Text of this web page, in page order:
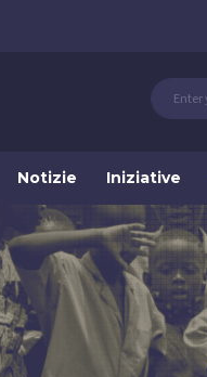
Notizie Iniziative